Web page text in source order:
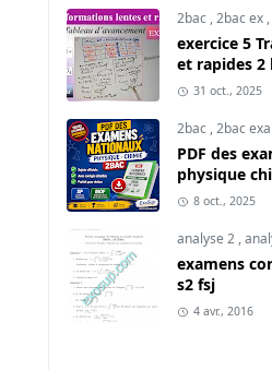
2bac,2bac ex,
exercice 5
et rapides 2
31 oct., 2025
2bac,2bac
PDF des
physique
8 oct., 2025
analyse 2,
examens
s2 fsj
4 avr., 2016